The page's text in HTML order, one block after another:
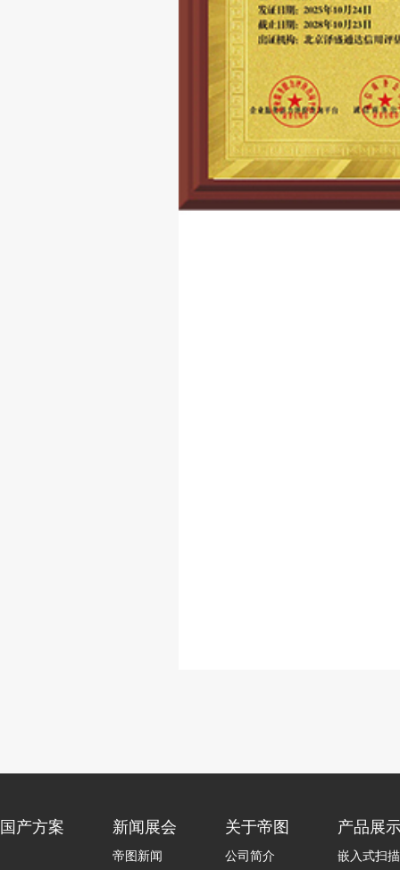
国产方案 新闻展会
帝图新闻
关于帝图
公司简介
产品展
嵌入式扫